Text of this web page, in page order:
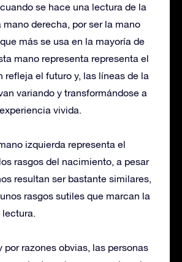
se hace una lectura de la
mano derecha, por ser la mano
más se usa en la mayoría de
mano representa representa el
refleja el futuro y, las líneas de la
variando y transformándose a
vivida.
izquierda representa el
rasgos del nacimiento, a pesar
resultan ser bastante similares,
rasgos sutiles que marcan la
por razones obvias, las personas